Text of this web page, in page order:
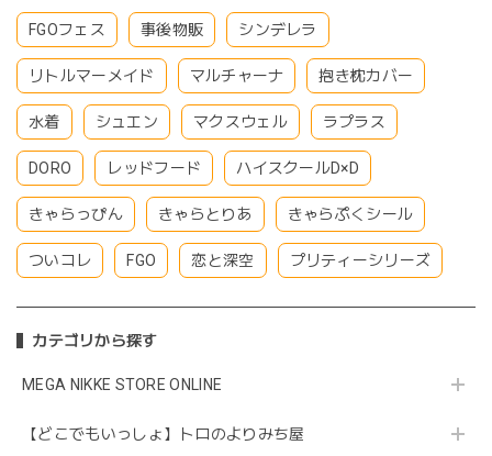
FGOフェス 事後物販 シンデレラ
リトルマーメイド マルチャーナ 抱き枕カバー
水着 シュエン マクスウェル ラプラス
DORO レッドフード ハイスクールD×D
きゃらっぴん きゃらとりあ きゃらぷくシール
ついコレ FGO 恋と深空 プリティーシリーズ
カテゴリから探す
MEGA NIKKE STORE ONLINE
【どこでもいっしょ】トロのよりみち屋